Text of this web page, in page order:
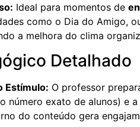
Ideal para momentos de
como o Dia do Amigo,
a melhora do clima
Detalhado
Estímulo: O professor
número exato de alunos) e
do conteúdo gera